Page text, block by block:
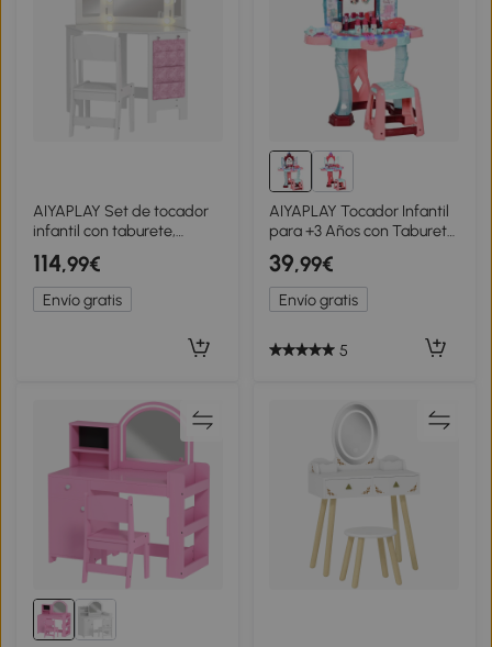
AIYAPLAY Set de tocador
infantil con taburete,
tocador para niñas con
luces LED bicolor, espejo de
tres paneles, Blanco
114,99€
Envío gratis
AIYAPLAY Tocador Infantil
para +3 Años con Taburete
Espejo Luz y Música
Tocador de Maquillaje
57x34x76 cm Multicolor
39,99€
Envío gratis
5